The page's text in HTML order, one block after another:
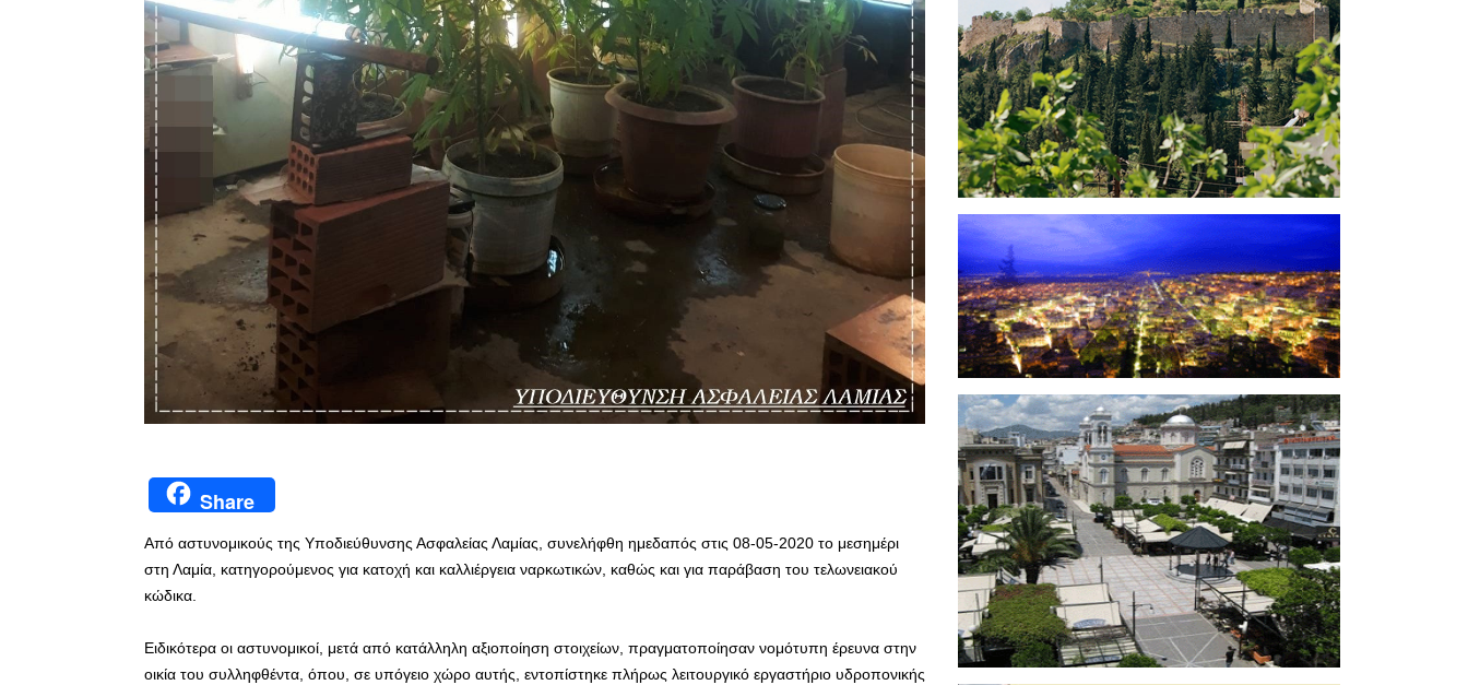
Share
Από αστυνομικούς της Υποδιεύθυνσης Ασφαλείας Λαμίας, συνελήφθη ημεδαπός στις 08-05-2020 το μεσημέρι
στη Λαμία, κατηγορούμενος για κατοχή και καλλιέργεια ναρκωτικών, καθώς και για παράβαση του τελωνειακού
κώδικα.
Ειδικότερα οι αστυνομικοί, μετά από κατάλληλη αξιοποίηση στοιχείων, πραγματοποίησαν νομότυπη έρευνα στην
οικία του συλληφθέντα, όπου, σε υπόγειο χώρο αυτής, εντοπίστηκε πλήρως λειτουργικό εργαστήριο υδροπονικής